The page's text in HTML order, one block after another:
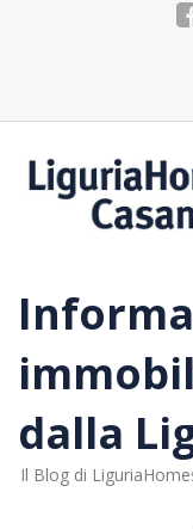
dalla
Il Blog di